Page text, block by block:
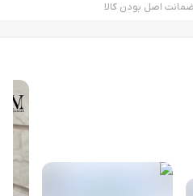
ضمانت اصل بودن کالا